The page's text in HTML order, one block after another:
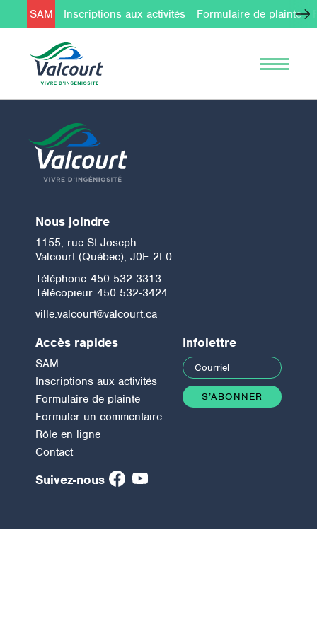
SAM Inscriptions aux activités Formulaire de plainte
Nous joindre
1155, rue St-Joseph
Valcourt (Québec), J0E 2L0
Téléphone 450 532-3313
Télécopieur 450 532-3424
ville.valcourt@valcourt.ca
Accès rapides
SAM
Inscriptions aux activités
Formulaire de plainte
Formuler un commentaire
Rôle en ligne
Contact
Suivez-nous
Infolettre